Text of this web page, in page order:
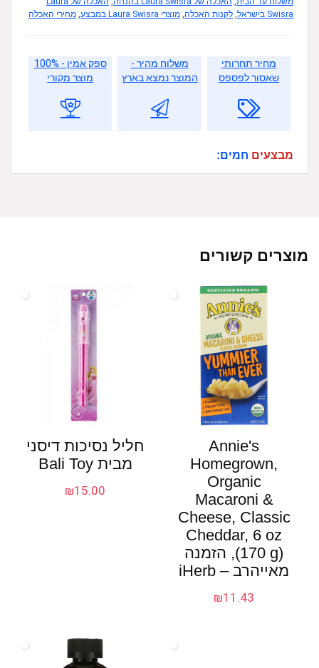
Swisra בישראל
, לקנות האכלה, מוצרי Laura Swisra במבצע , מחירי האכלה
מחיר תחרותי
שאסור לפספס
משלוח מהיר -
המוצר נמצא בארץ
ספק אמין - 100%
מוצר מקורי
מבצעים חמים:
מוצרים קשורים
Annie's
Homegrown,
Organic
Macaroni &
Cheese, Classic
Cheddar, 6 oz
(170 g), הזמנה
מאייהרב – iHerb
₪11.43
חליל נסיכות דיסני
מבית Bali Toy
₪15.00